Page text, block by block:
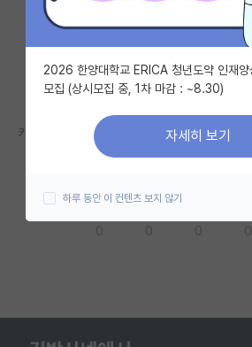
IF 명예의전당
자유 게시판(아무개랩)
미국 유학 게시판
미국 대학원 합격 후기 게시판
대학원생 모집 게시판
연구실(PI) 홍보 게시판
카이스트 문화기술대학원에 관심이있는데 관련
2026 한양대학교 ERICA 청년도약 인재양
모집 (상시모집 중, 1차 마감 : ~8.30)
자세히 보기
하루 동안 이 컨텐츠 보지 않기